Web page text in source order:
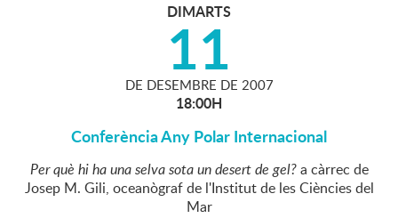
DIMARTS
11
DE DESEMBRE DE 2007
18:00H
Conferència Any Polar Internacional
Per què hi ha una selva sota un desert de gel?a càrrec de
Josep M. Gili, oceanògraf de l'Institut de les Ciències del
Mar